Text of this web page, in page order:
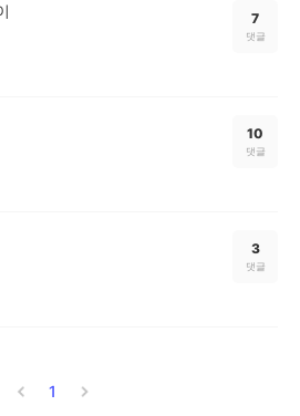
7
댓글
10
댓글
3
댓글
1